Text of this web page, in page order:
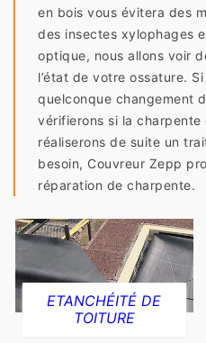
en bois vous évitera des
des insectes xylophages
optique, nous allons voir
l’état de votre ossature.
quelconque changement
vérifierons si la
réaliserons de suite un
besoin, Couvreur Zepp
réparation de charpente.
ETANCHÉITÉ DE
TOITURE